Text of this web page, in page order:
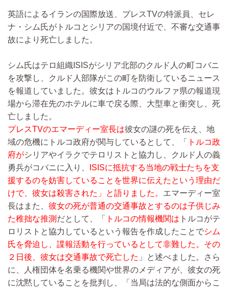
英語によるイランの国際放送、プレスTVの特派員、セレ
ナ・シム氏がトルコとシリアの国境付近で、不審な交通事
故により死亡しました。
シム氏はテロ組織ISISがシリア北部のクルド人の町コバニ
を攻撃し、クルド人部隊がこの町を防衛しているニュース
を報道していました。彼女はトルコのウルファ県の報道現
場から滞在先のホテルに車で戻る際、大型車と衝突し、死
亡しました。
プレスTVのエマーディー室長は彼女の謎の死を伝え、地
域の危機にトルコ政府が関与しているとして、「
トルコ政
府がシリアやイラクでテロリストと協力し、クルド人の義
勇兵がコバニに入り、
ISISに抵抗する当地の戦士たちを支
援するのを妨害していることを世界に伝えたという理由だ
けで、彼女は殺害された」と語りました。 エマーディー室
長はまた、 彼女の死が普通の交通事故とするのは子供じみ
た稚拙な推測 だとして、「 トルコの情報機関は トルコがテ
ロリストと協力しているという報告を作成したことでシム
氏を脅迫し、諜報活動を行っているとして非難した。その
２日後、彼女は交通事故で死亡した 」と述べました。さら
に、人権団体を名乗る機関や世界のメディアが、彼女の死
に沈黙していることを批判し、「当局は法的な側面からこ